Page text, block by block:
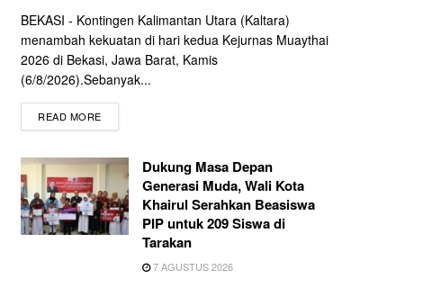
BEKASI - Kontingen Kalimantan Utara (Kaltara)
menambah kekuatan di hari kedua Kejurnas Muaythai
2026 di Bekasi, Jawa Barat, Kamis
(6/8/2026).Sebanyak...
READ MORE
Dukung Masa Depan
Generasi Muda, Wali Kota
Khairul Serahkan Beasiswa
PIP untuk 209 Siswa di
Tarakan
7 AGUSTUS 2026